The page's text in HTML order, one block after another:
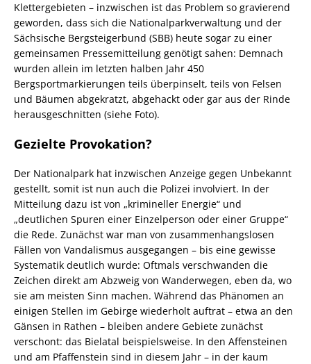
Klettergebieten – inzwischen ist das Problem so gravierend
geworden, dass sich die Nationalparkverwaltung und der
Sächsische Bergsteigerbund (SBB) heute sogar zu einer
gemeinsamen Pressemitteilung genötigt sahen: Demnach
wurden allein im letzten halben Jahr 450
Bergsportmarkierungen teils überpinselt, teils von Felsen
und Bäumen abgekratzt, abgehackt oder gar aus der Rinde
herausgeschnitten (siehe Foto).
Gezielte Provokation?
Der Nationalpark hat inzwischen Anzeige gegen Unbekannt
gestellt, somit ist nun auch die Polizei involviert. In der
Mitteilung dazu ist von „krimineller Energie“ und
„deutlichen Spuren einer Einzelperson oder einer Gruppe“
die Rede. Zunächst war man von zusammenhangslosen
Fällen von Vandalismus ausgegangen – bis eine gewisse
Systematik deutlich wurde: Oftmals verschwanden die
Zeichen direkt am Abzweig von Wanderwegen, eben da, wo
sie am meisten Sinn machen. Während das Phänomen an
einigen Stellen im Gebirge wiederholt auftrat – etwa an den
Gänsen in Rathen – bleiben andere Gebiete zunächst
verschont: das Bielatal beispielsweise. In den Affensteinen
und am Pfaffenstein sind in diesem Jahr – in der kaum